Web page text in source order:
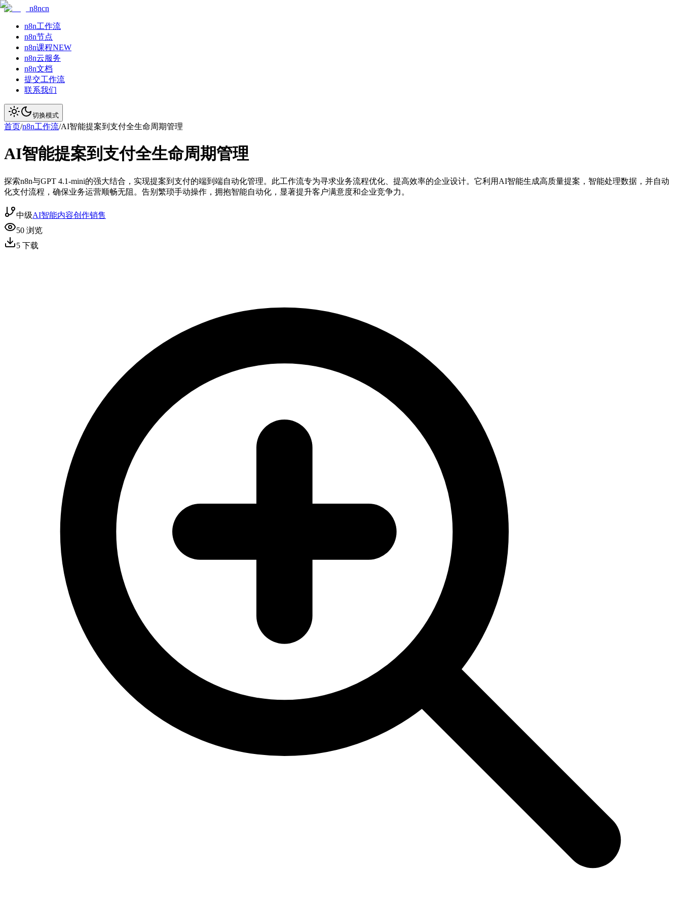
n8ncn
n8n工作流
n8n节点
n8n课程NEW
n8n云服务
n8n文档
提交工作流
联系我们
切换模式
首页/n8n工作流/AI智能提案到支付全生命周期管理
AI智能提案到支付全生命周期管理
探索n8n与GPT 4.1-mini的强大结合，实现提案到支付的端到端自动化管理。此工作流专为寻求业务流程优化、提高效率的企业设计。它利用AI智能生成高质量提案，智能处理数据，并自动
化支付流程，确保业务运营顺畅无阻。告别繁琐手动操作，拥抱智能自动化，显著提升客户满意度和企业竞争力。
中级AI智能内容创作销售
50 浏览
5 下载